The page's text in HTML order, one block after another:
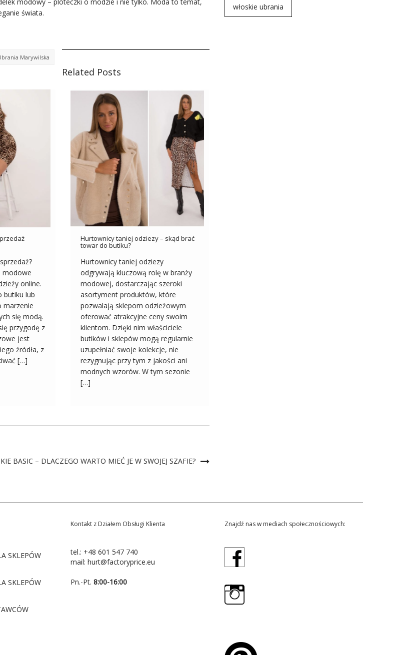
świata.
Marywilska
Related Posts
modowe
online.
butiku lub
marzenie
się modą.
przygodę z
jest
źródła, z
[…]
Hurtownicy taniej odziezy – skąd brać
towar do butiku?
Hurtownicy taniej odziezy
odgrywają kluczową rolę w branży
modowej, dostarczając szeroki
asortyment produktów, które
pozwalają sklepom odzieżowym
oferować atrakcyjne ceny swoim
klientom. Dzięki nim właściciele
butików i sklepów mogą regularnie
uzupełniać swoje kolekcje, nie
rezygnując przy tym z jakości ani
modnych wzorów. W tym sezonie
[…]
BASIC – DLACZEGO WARTO MIEĆ JE W SWOJEJ SZAFIE?
włoskie ubrania
SKLEPÓW
SKLEPÓW
Kontakt z Działem Obsługi Klienta
tel.: +48 601 547 740
mail: hurt@factoryprice.eu
Pn.-Pt. 8:00-16:00
Znajdź nas w mediach społecznościowych: